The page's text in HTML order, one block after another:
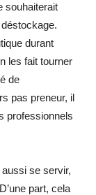
souhaiterait
durant
les fait tourner
de
pas preneur, il
professionnels
se servir,
part, cela